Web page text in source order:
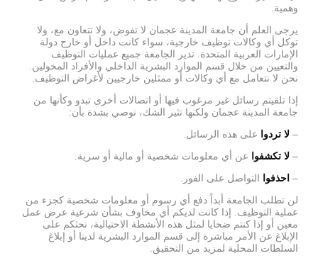
وهمية.
يرجى العلم أن جامعة المدينة عجمان لا تفوض، ولا تتعاون مع، ولا
توكل أي وكالات توظيف خارجية، سواء كانت داخل أو خارج دولة
الإمارات العربية المتحدة. تدير الجامعة جميع عمليات التوظيف
والتعيين من خلال قسم الموارد البشرية الداخلي والأفراد المخولين.
نحن لا نتعامل مع أي وكالات أو ممثلين خارجيين لأغراض التوظيف.
إذا تلقيتم رسائل غير مرغوب فيها أو اتصالات أخرى تبدو وكأنها من
جامعة المدينة عجمان ولكنها تثير الشك، نوصي بشدة بأن:
– لا تردوا على هذه الرسائل.
– لا تكشفوا عن أي معلومات شخصية أو مالية أو سرية.
– احذفوا التواصل على الفور.
لن تطلب الجامعة أبداً دفع أي رسوم أو معلومات شخصية كجزء من
عملية التوظيف. إذا كانت لديكم أي مخاوف بشأن شرعية عرض عمل
معين أو إذا كنتم ضحايا لمثل هذه الأنشطة الاحتيالية، نحثكم على
الإبلاغ عن الأمر مباشرة إلى قسم الموارد البشرية لدينا أو إبلاغ
السلطات المحلية لمزيد من التحقيق.